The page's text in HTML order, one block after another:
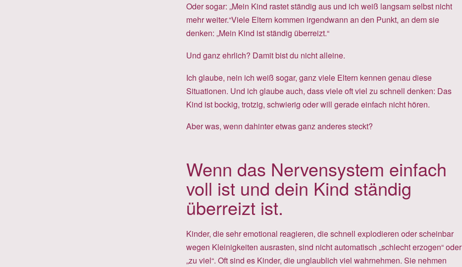
Oder sogar: „Mein Kind rastet ständig aus und ich weiß langsam selbst nicht
mehr weiter.“Viele Eltern kommen irgendwann an den Punkt, an dem sie
denken: „Mein Kind ist ständig überreizt.“
Und ganz ehrlich? Damit bist du nicht alleine.
Ich glaube, nein ich weiß sogar, ganz viele Eltern kennen genau diese
Situationen. Und ich glaube auch, dass viele oft viel zu schnell denken: Das
Kind ist bockig, trotzig, schwierig oder will gerade einfach nicht hören.
Aber was, wenn dahinter etwas ganz anderes steckt?
Wenn das Nervensystem einfach
voll ist und dein Kind ständig
überreizt ist.
Kinder, die sehr emotional reagieren, die schnell explodieren oder scheinbar
wegen Kleinigkeiten ausrasten, sind nicht automatisch „schlecht erzogen“ oder
„zu viel“. Oft sind es Kinder, die unglaublich viel wahrnehmen. Sie nehmen